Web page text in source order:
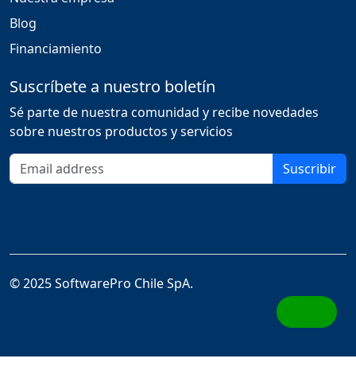
Blog
Financiamiento
Suscríbete a nuestro boletín
Sé parte de nuestra comunidad y recibe novedades
sobre nuestros productos y servicios
Correo electrónico
Suscribir
© 2025 SoftwarePro Chile SpA.